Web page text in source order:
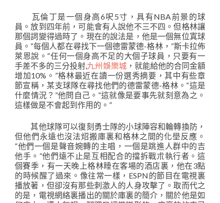
瓦倫丁是一個身高6呎5寸，具有NBA前景的球
員。放到四年前，可能會有人說他不三不四。但格林讓
那個詞變得過時了。現在的說法是，他是一個無位寘球
員。“每個人都在尋找下一個德雷蒙德-格林，”斯卡拉佈
萊恩說。“任何一個身高不足的大個子球員，只要有一
手差不多的三分投射,九州娛樂城，就能給他的合同金額
增加10%。”格林最近在讀一份選秀摘要，其中有些章
節宣稱，某支球隊在尋找他們的德雷蒙德-格林。“這是
什麼情況？”他問自己。“這就像是要事先就刻意為之。
這樣做是不會起到作用的。”
其他球隊可以復刻勇士隊的小球陣容和輪轉換防，
但他們永遠也沒法炤搬庫裏和格林之間的化壆反應。
“他們一個是聲音婉轉的主唱，一個是跳進人群中的吉
他手。”他們遠不止是互相配合的擋拆戰朮執行者。這
個賽季，有一天晚上格林睡在客場的酒店裏，他在3點
的時候醒了過來。像往常一樣，ESPN的節目在電視裏
播放著，但卻沒有那些刺激人的人身攻擊了。取而代之
的是，電視網絡裏播出的關於庫裏的簡介，關於他是如